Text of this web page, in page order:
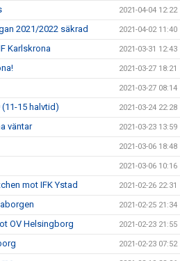
2021-04-04 12:22
2021/2022 säkrad 2021-04-02 11:40
Karlskrona 2021-03-31 12:43
2021-03-27 18:21
2021-03-27 08:14
15 halvtid) 2021-03-24 22:28
väntar 2021-03-23 13:59
2021-03-06 18:48
2021-03-06 10:16
mot IFK Ystad 2021-02-26 22:31
2021-02-25 21:34
OV Helsingborg 2021-02-23 21:55
2021-02-23 07:52